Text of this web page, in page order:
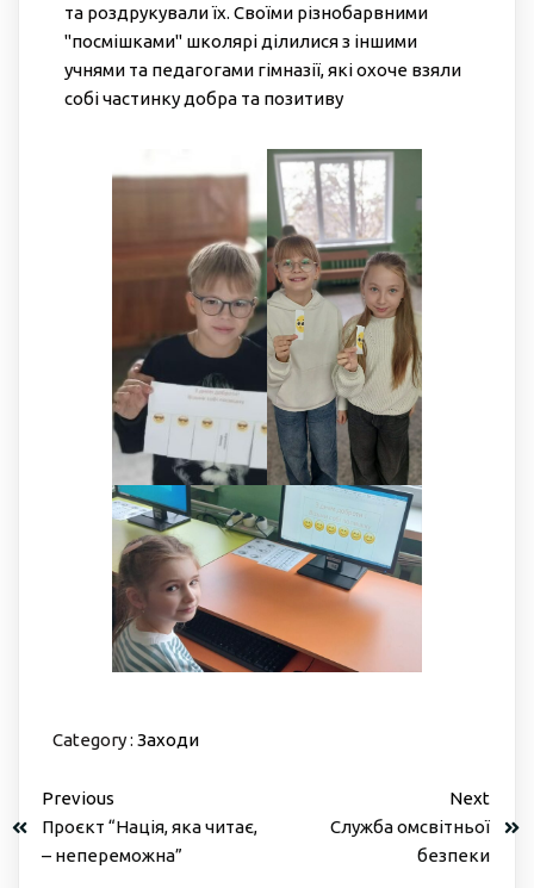
та роздрукували їх. Своїми різнобарвними
"посмішками" школярі ділилися з іншими
учнями та педагогами гімназії, які охоче взяли
собі частинку добра та позитиву
Category : Заходи
Previous
Проєкт “Нація, яка читає,
– непереможна”
Next
Служба омсвітньої
безпеки